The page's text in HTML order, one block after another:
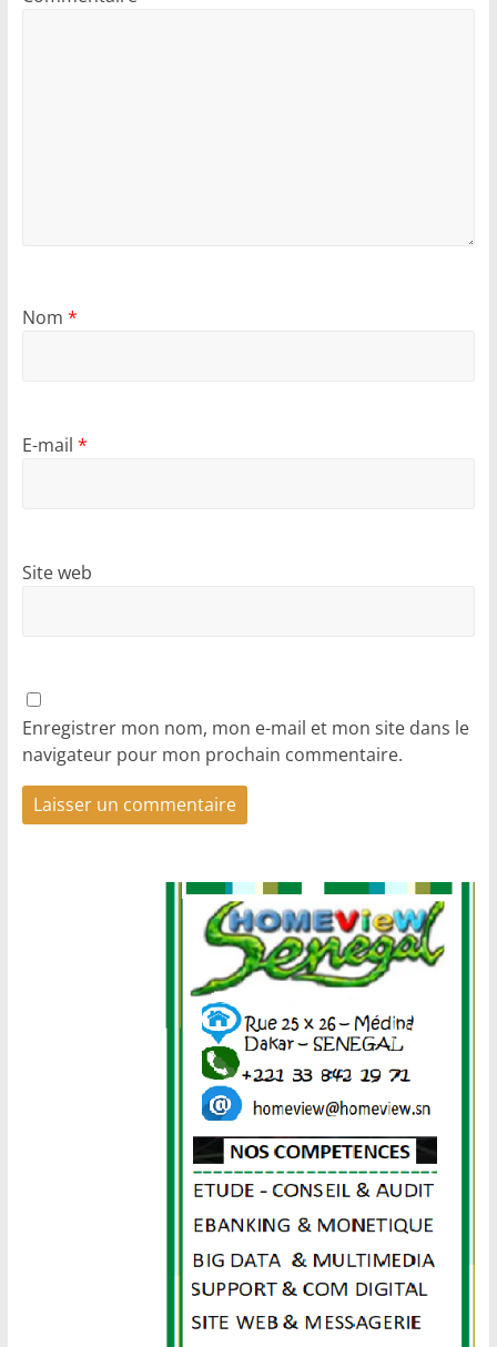
Nom *
E-mail *
Site web
Enregistrer mon nom, mon e-mail et mon site dans le
navigateur pour mon prochain commentaire.